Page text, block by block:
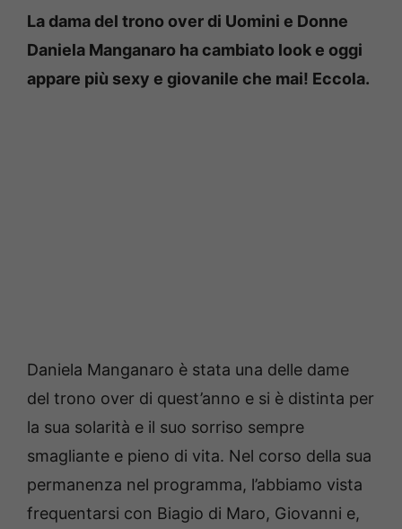
La dama del trono over di Uomini e Donne
Daniela Manganaro ha cambiato look e oggi
appare più sexy e giovanile che mai! Eccola.
Daniela Manganaro è stata una delle dame
del trono over di quest’anno e si è distinta per
la sua solarità e il suo sorriso sempre
smagliante e pieno di vita. Nel corso della sua
permanenza nel programma, l’abbiamo vista
frequentarsi con Biagio di Maro, Giovanni e,